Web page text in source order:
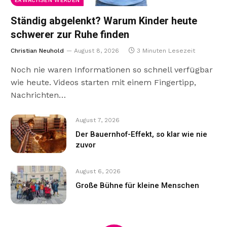
Ständig abgelenkt? Warum Kinder heute
schwerer zur Ruhe finden
Christian Neuhold August 8, 2026 3 Minuten Lesezeit
Noch nie waren Informationen so schnell verfügbar
wie heute. Videos starten mit einem Fingertipp,
Nachrichten…
August 7, 2026
Der Bauernhof-Effekt, so klar wie nie
zuvor
August 6, 2026
Große Bühne für kleine Menschen